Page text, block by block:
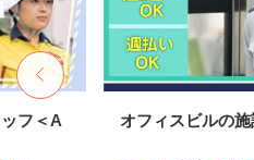
フ＜A オフィスビルの